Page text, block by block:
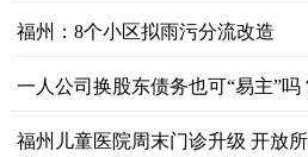
福州：8个小区拟雨污分流改造
一人公司换股东债务也可“易主”吗
福州儿童医院周末门诊升级 开放